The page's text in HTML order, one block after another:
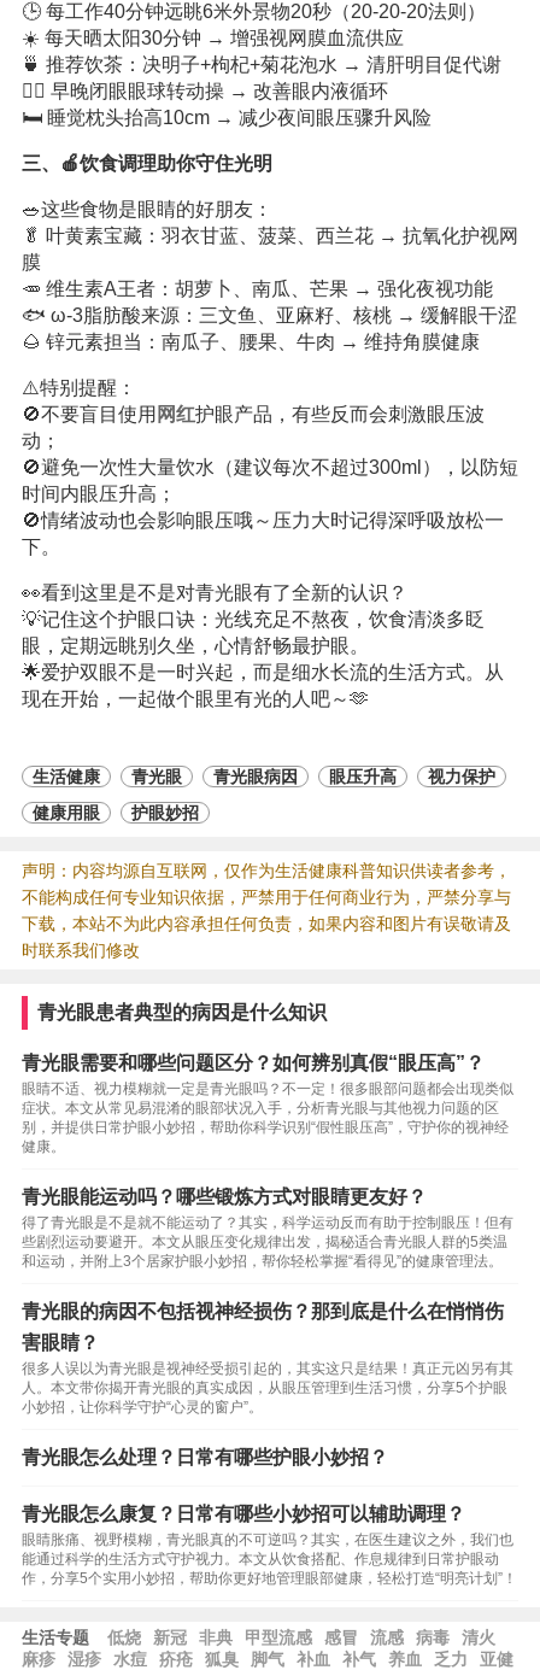
🕒 每工作40分钟远眺6米外景物20秒（20-20-20法则）
☀️ 每天晒太阳30分钟 → 增强视网膜血流供应
🍵 推荐饮茶：决明子+枸杞+菊花泡水 → 清肝明目促代谢
🧘‍♀️ 早晚闭眼眼球转动操 → 改善眼内液循环
🛏️ 睡觉枕头抬高10cm → 减少夜间眼压骤升风险
三、🍎饮食调理助你守住光明
🥗这些食物是眼睛的好朋友：
🥬 叶黄素宝藏：羽衣甘蓝、菠菜、西兰花 → 抗氧化护视网
膜
🥕 维生素A王者：胡萝卜、南瓜、芒果 → 强化夜视功能
🐟 ω-3脂肪酸来源：三文鱼、亚麻籽、核桃 → 缓解眼干涩
🌰 锌元素担当：南瓜子、腰果、牛肉 → 维持角膜健康
⚠️特别提醒：
🚫不要盲目使用 网红护眼产品，有些反而会刺激眼压波
动；
🚫避免一次性大量饮水（建议每次不超过300ml），以防短
时间内眼压升高；
🚫情绪波动也会影响眼压哦～压力大时记得深呼吸放松一
下。
👀看到这里是不是对青光眼有了全新的认识？
💡记住这个护眼口诀：光线充足不熬夜，饮食清淡多眨
眼，定期远眺别久坐，心情舒畅最护眼。
🌟爱护双眼不是一时兴起，而是细水长流的生活方式。从
现在开始，一起做个眼里有光的人吧～🫶
生活健康 青光眼 青光眼病因 眼压升高
视力保护
健康用眼
护眼妙招
声明：内容均源自互联网，仅作为生活健康科普知识供读者参考，
不能构成任何专业知识依据，严禁用于任何商业行为，严禁分享与
下载，本站不为此内容承担任何负责，如果内容和图片有误敬请及
时联系我们修改
青光眼患者典型的病因是什么知识
青光眼需要和哪些问题区分？如何辨别真假“眼压高”？
眼睛不适、视力模糊就一定是青光眼吗？不一定！很多眼部问题都会出现类似
症状。本文从常见易混淆的眼部状况入手，分析青光眼与其他视力问题的区
别，并提供日常护眼小妙招，帮助你科学识别“假性眼压高”，守护你的视神经
健康。
青光眼能运动吗？哪些锻炼方式对眼睛更友好？
得了青光眼是不是就不能运动了？其实，科学运动反而有助于控制眼压！但有
些剧烈运动要避开。本文从眼压变化规律出发，揭秘适合青光眼人群的5类温
和运动，并附上3个居家护眼小妙招，帮你轻松掌握“看得见”的健康管理法。
青光眼的病因不包括视神经损伤？那到底是什么在悄悄伤
害眼睛？
很多人误以为青光眼是视神经受损引起的，其实这只是结果！真正元凶另有其
人。本文带你揭开青光眼的真实成因，从眼压管理到生活习惯，分享5个护眼
小妙招，让你科学守护“心灵的窗户”。
青光眼怎么处理？日常有哪些护眼小妙招？
青光眼怎么康复？日常有哪些小妙招可以辅助调理？
眼睛胀痛、视野模糊，青光眼真的不可逆吗？其实，在医生建议之外，我们也
能通过科学的生活方式守护视力。本文从饮食搭配、作息规律到日常护眼动
作，分享5个实用小妙招，帮助你更好地管理眼部健康，轻松打造“明亮计划”！
生活专题 低烧 新冠 非典 甲型流感 感冒 流感 病毒
清火
麻疹
湿疹 水痘 疥疮 狐臭 脚气 补血 补气 养血 乏力
亚健